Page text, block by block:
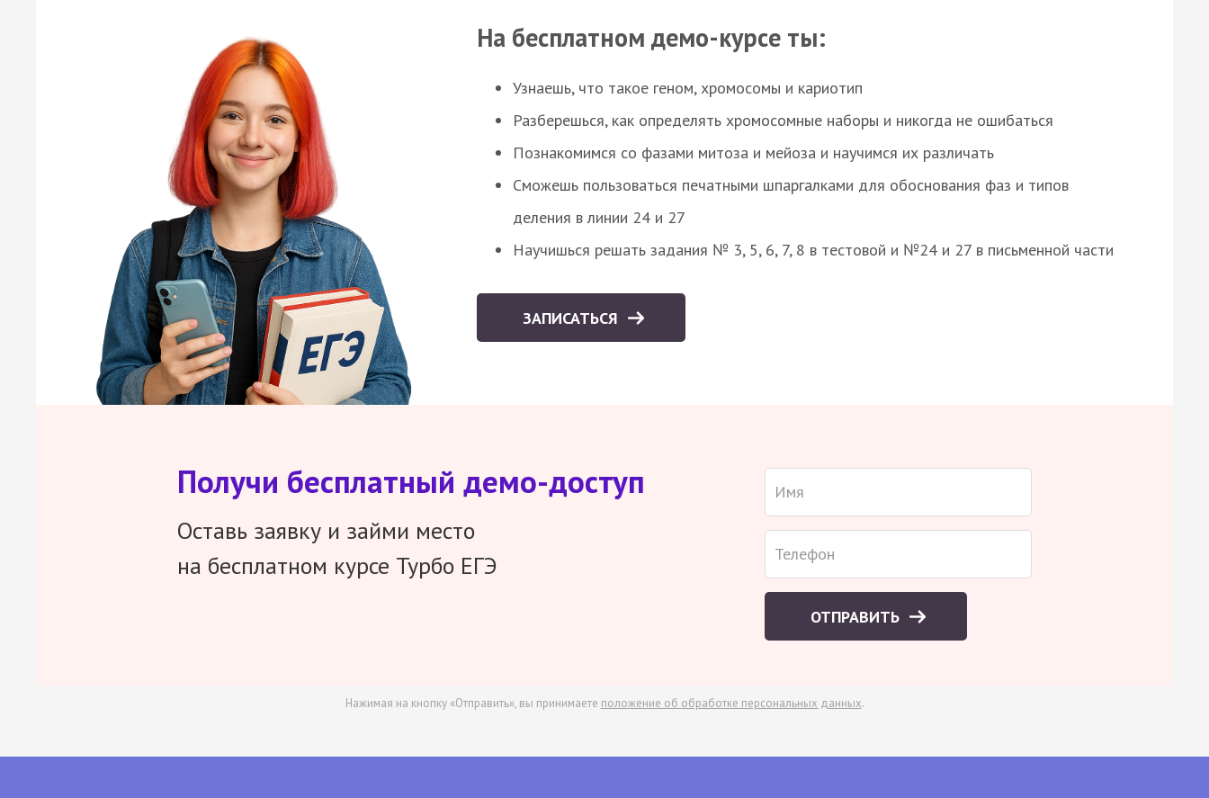
На бесплатном демо-курсе ты:
Узнаешь, что такое геном, хромосомы и кариотип
Разберешься, как определять хромосомные наборы и никогда не ошибаться
Познакомимся со фазами митоза и мейоза и научимся их различать
Сможешь пользоваться печатными шпаргалками для обоснования фаз и типов
деления в линии 24 и 27
Научишься решать задания № 3, 5, 6, 7, 8 в тестовой и №24 и 27 в письменной части
ЗАПИСАТЬСЯ
Получи бесплатный демо-доступ
Оставь заявку и займи место
на бесплатном курсе Турбо ЕГЭ
ОТПРАВИТЬ
Нажимая на кнопку «Отправить», вы принимаете положение об обработке персональных данных.